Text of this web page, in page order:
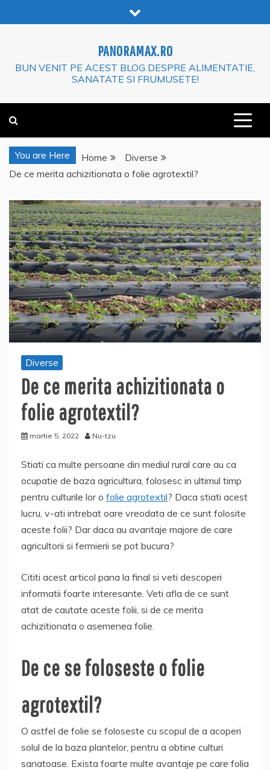
to
PANORAMAX.RO
BUN VENIT PE ACEST BLOG DESPRE ALIMENTATIE,
SANATATE SI FRUMUSETE!
You are Here Home
Diverse
De ce merita achizitionata o folie agrotextil?
Diverse
De ce merita achizitionata o
folie agrotextil?
martie 5, 2022 Nu-tzu
Stiati ca multe persoane din mediul rural care au ca
ocupatie de baza agricultura, folosesc in ultimul timp
pentru culturile lor o folie agrotextil? Daca stiati acest
lucru, v-ati intrebat oare vreodata de ce sunt folosite
aceste folii? Dar daca au avantaje majore de care
agricultorii si fermierii se pot bucura?
Cititi acest articol pana la final si veti descoperi
informatii foarte interesante. Veti afla de ce sunt
atat de cautate aceste folii, si de ce merita
achizitionata o asemenea folie.
De ce se foloseste o folie
agrotextil?
O astfel de folie se foloseste cu scopul de a acoperi
solul de la baza plantelor, pentru a obtine culturi
sanatoase. Exista foarte multe avantaje pe care folia